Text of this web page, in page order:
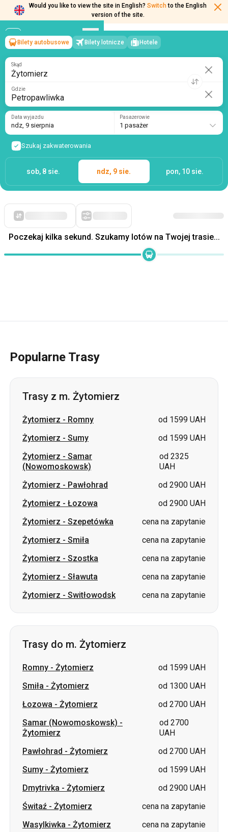
Would you like to view the site in English? Switch to the English
version of the site.
Żytomierz→Petropawliwka
ndz, 9 sierpnia/1 pasażer
Bilety autobusowe Bilety lotnicze Hotele
Skąd
Gdzie
Data wyjazdu
ndz, 9 sierpnia
Pasażerowie
1 pasażer
Szukaj zakwaterowania
sob, 8 sie. ndz, 9 sie. pon, 10 sie.
Po pierwsze, tanie
Żytomierz
Żytomierz-Samar
(Nowomoskowsk)
Żytomierz
Żytomierz
Żytomierz-Szepetówka
cena na zapytanie
Żytomierz-Smiła
cena na zapytanie
Żytomierz-Szostka
cena na zapytanie
Żytomierz-Sławuta
cena na zapytanie
Żytomierz-Switłowodsk cena na zapytanie
Trasy do m. Żytomierz
Romny-Żytomierz
od 1599 UAH
Łozowa-Żytomierz
Samar (Nowomoskowsk)
Żytomierz
od 2700
Pawłohrad
Dmytrivka-
od 2900 UAH
Świtaź-Żytomierz
cena na zapytanie
Wasylkiwka-Żytomierz
cena na zapytanie
Szostka-Żytomierz cena na zapytanie